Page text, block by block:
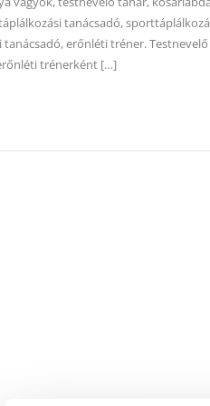
tanácsadó,
tanácsadó, erőnléti tréner. Testnevelő
trénerként […]